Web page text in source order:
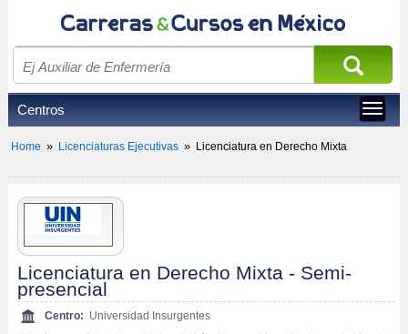
Toggle
Centros
Home » Licenciaturas Ejecutivas » Licenciatura en Derecho Mixta
Licenciatura en Derecho Mixta - Semi-
presencial
Centro: Universidad Insurgentes